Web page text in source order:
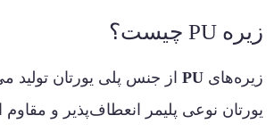
زیره PU چیست؟
زیره‌های PU از جنس پلی یورتان تولید
یورتان نوعی پلیمر انعطاف‌پذیر و